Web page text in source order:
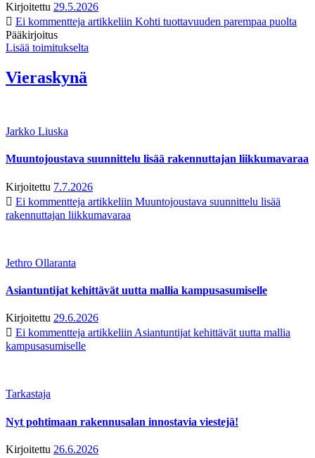
Kirjoitettu 29.5.2026
Ei kommentteja artikkeliin Kohti tuottavuuden parempaa puolta
Pääkirjoitus
Lisää toimitukselta
Vieraskynä
Jarkko Liuska
Muuntojoustava suunnittelu lisää rakennuttajan liikkumavaraa
Kirjoitettu 7.7.2026
Ei kommentteja artikkeliin Muuntojoustava suunnittelu lisää
rakennuttajan liikkumavaraa
Jethro Ollaranta
Asiantuntijat kehittävät uutta mallia kampusasumiselle
Kirjoitettu 29.6.2026
Ei kommentteja artikkeliin Asiantuntijat kehittävät uutta mallia
kampusasumiselle
Tarkastaja
Nyt pohtimaan rakennusalan innostavia viestejä!
Kirjoitettu 26.6.2026